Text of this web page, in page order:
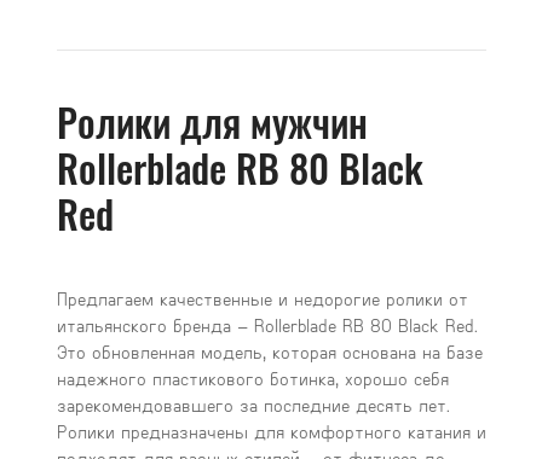
Ролики для мужчин
Rollerblade RB 80 Black
Red
Предлагаем качественные и недорогие ролики от
итальянского бренда – Rollerblade RB 80 Black Red.
Это обновленная модель, которая основана на базе
надежного пластикового ботинка, хорошо себя
зарекомендовавшего за последние десять лет.
Ролики предназначены для комфортного катания и